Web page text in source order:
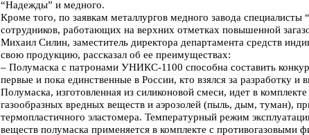
“Надежды” и медного.
Кроме того, по заявкам металлургов медного завода
сотрудников, работающих на верхних отметках повышенной
Михаил Силин, заместитель директора департамента средств
свою продукцию, рассказал об ее преимуществах:
– Полумаска с патронами УНИКС-1100 способна составить
первые и пока единственные в России, кто взялся за разработку и
Полумаска, изготовленная из силиконовой смеси, идет в
газообразных вредных веществ и аэрозолей (пыль, дым, туман),
термопластичного эластомера. Температурный режим
веществ полумаска применяется в комплекте с противогазовыми